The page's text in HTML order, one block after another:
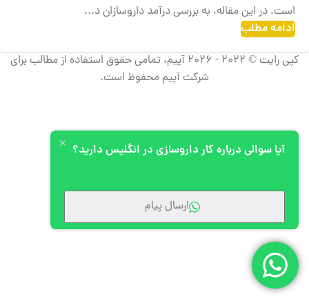
است. در این مقاله، به بررسی درآمد داروسازان د...
ادامه مطلب
کپی رایت © 2022 - 2026 آپیم، تمامی حقوق استفاده از مطالب برای
شرکت آپیم محفوظ است.
آیا سوالی درباره کار داروسازی در انگلیس دارید؟
ارسال پیام